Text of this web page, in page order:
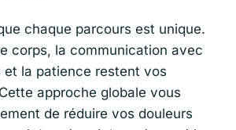
chaque parcours est unique.
corps, la communication avec
la patience restent vos
approche globale vous
de réduire vos douleurs